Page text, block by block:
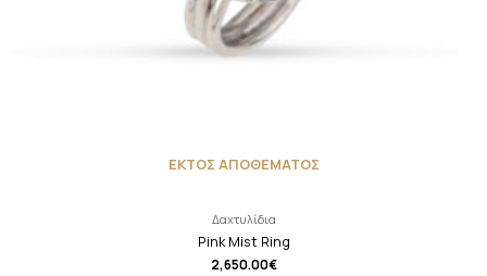
ΕΚΤΟΣ ΑΠΟΘΕΜΑΤΟΣ
Δαχτυλίδια
Pink Mist Ring
2,650.00€